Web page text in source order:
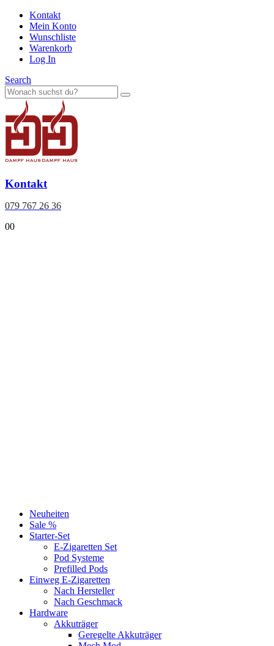
Kontakt
Mein Konto
Wunschliste
Warenkorb
Log In
Search
Kontakt
079 767 26 36
00
Neuheiten
Sale %
Starter-Set
E-Zigaretten Set
Pod Systeme
Prefilled Pods
Einweg E-Zigaretten
Nach Hersteller
Nach Geschmack
Hardware
Akkuträger
Geregelte Akkuträger